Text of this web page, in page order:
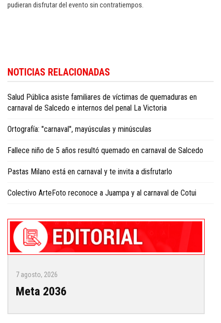
pudieran disfrutar del evento sin contratiempos.
news in English.
NOTICIAS RELACIONADAS
Salud Pública asiste familiares de víctimas de quemaduras en
carnaval de Salcedo e internos del penal La Victoria
Ortografía: "carnaval", mayúsculas y minúsculas
Fallece niño de 5 años resultó quemado en carnaval de Salcedo
Pastas Milano está en carnaval y te invita a disfrutarlo
Colectivo ArteFoto reconoce a Juampa y al carnaval de Cotui
7 agosto, 2026
Meta 2036